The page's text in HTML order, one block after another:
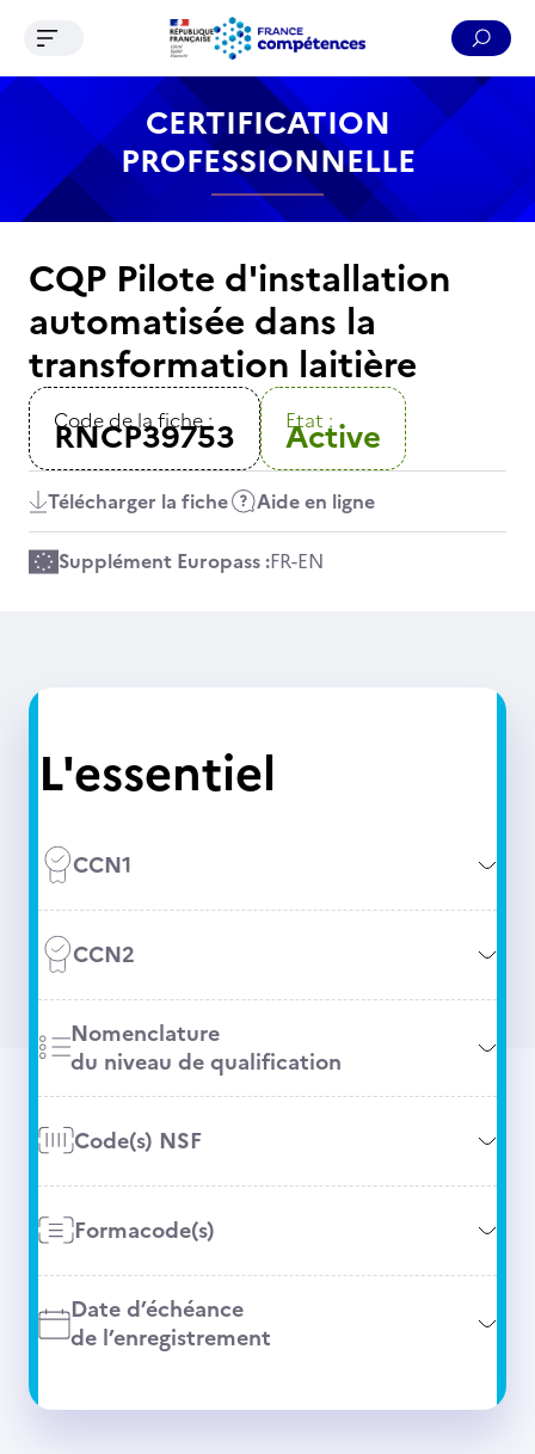
Contenu Recherche Menu Pied de page
Ouvrir le menu de navigation
CERTIFICATION
PROFESSIONNELLE
CQP Pilote d'installation
automatisée dans la
transformation laitière
Code de la fiche :
RNCP39753 Etat :
Active
Télécharger la fiche Aide en ligne
Supplément Europass :FR-EN
L'essentiel
CCN1
CCN2
Nomenclature
du niveau de qualification
Code(s) NSF
Formacode(s)
Date d’échéance
de l’enregistrement